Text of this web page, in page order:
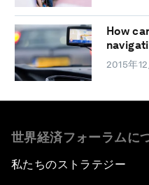
How
2015年
世界経済フォーラムに
私たちのストラテジー